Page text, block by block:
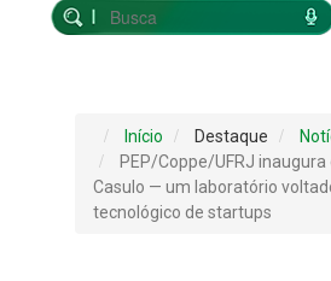
Início Destaque
PEP/Coppe/UFRJ
Casulo — um laboratório
tecnológico de startups